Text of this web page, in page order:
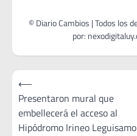
Navegación
de
entradas
⟵
Presentaron mural que
embellecerá el acceso al
Hipódromo Irineo Leguisamo